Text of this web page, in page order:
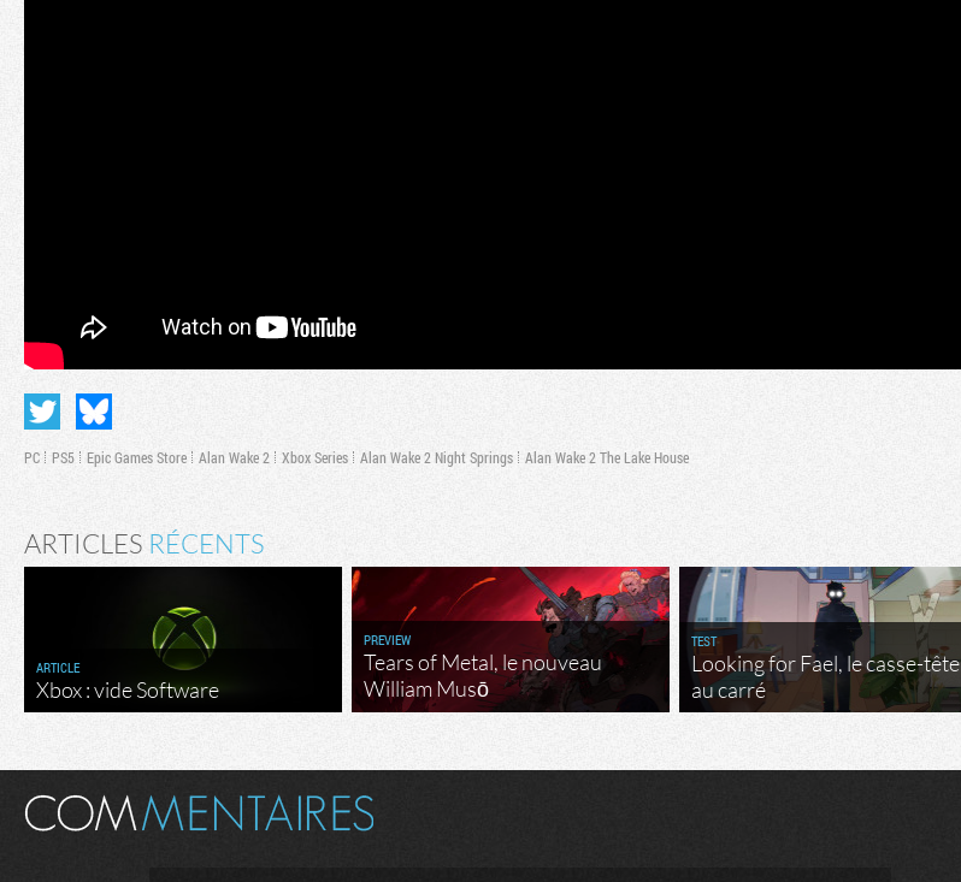
PC PS5 Epic Games Store Alan Wake 2 Xbox Series Alan Wake 2 Night Springs Alan Wake 2 The Lake House
ARTICLES RÉCENTS
ARTICLE
Xbox : vide Software
PREVIEW
Tears of Metal, le nouveau
William Musō
TEST
Looking for Fael, le casse-tête
au carré